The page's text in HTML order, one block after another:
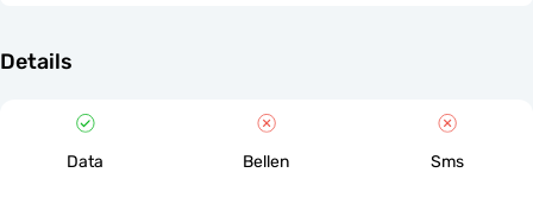
Details
Data Bellen Sms